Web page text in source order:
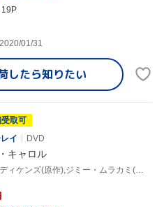
19P
01/31
したら知りたい
受取可
イ
DVD
キャロル
チャールズ・ディケンズ(原作),ジミー・ムラカミ(監督),サイモン・キャロウ